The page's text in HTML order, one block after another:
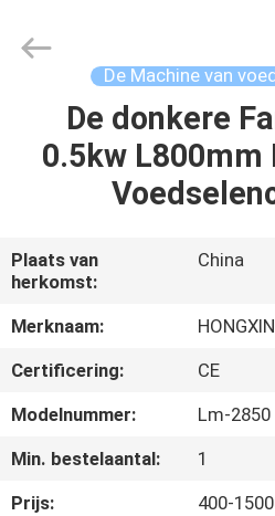
HUIS
PRODUCTEN
VR-
SHOW
OVER
ONS
FABRIEKSTOCHT
De Machine van
De donkere
0.5kw L800mm
Plaats van
herkomst:
China
Merknaam:
HONGXIN
Certificering:
CE
Modelnummer:
Lm-2850
Min. bestelaantal:
1
Prijs:
400-